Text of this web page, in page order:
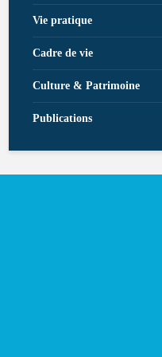
Vie pratique
Cadre de vie
Culture & Patrimoine
Publications